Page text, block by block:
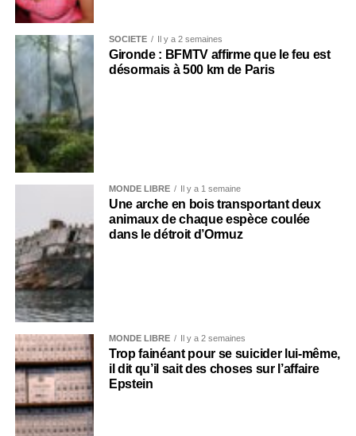
SOCIÉTÉ Il y a 2 semaines
Gironde : BFMTV affirme que le feu est
désormais à 500 km de Paris
MONDE LIBRE Il y a 1 semaine
Une arche en bois transportant deux
animaux de chaque espèce coulée
dans le détroit d’Ormuz
MONDE LIBRE Il y a 2 semaines
Trop fainéant pour se suicider lui-même,
il dit qu’il sait des choses sur l’affaire
Epstein